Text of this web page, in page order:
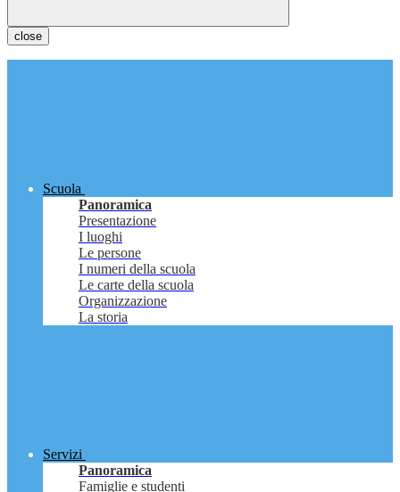
close
Scuola
Panoramica
Presentazione
I luoghi
Le persone
I numeri della scuola
Le carte della scuola
Organizzazione
La storia
Servizi
Panoramica
Famiglie e studenti